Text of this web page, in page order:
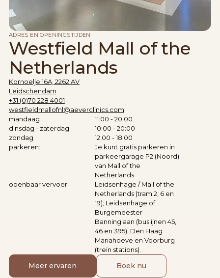
ADRES EN OPENINGSTIJDEN
Westfield Mall of the
Netherlands
Kornoelje 16A, 2262 AV
Leidschendam
+31 (0)70 228 4001
westfieldmallofnl@aeverclinics.com
mandaag
11:00 - 20:00
dinsdag - zaterdag
10:00 - 20:00
zondag
12:00 - 18:00
parkeren:
Je kunt gratis parkeren in
parkeergarage P2 (Noord)
van Mall of the
Netherlands.
openbaar vervoer:
Leidsenhage / Mall of the
Netherlands (tram 2, 6 en
19); Leidsenhage of
Burgemeester
Banninglaan (buslijnen 45,
46 en 395); Den Haag
Mariahoeve en Voorburg
(trein stations).
Meer ervaren Boek nu